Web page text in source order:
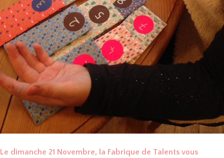
Le dimanche 21 Novembre, la Fabrique de Talents vous